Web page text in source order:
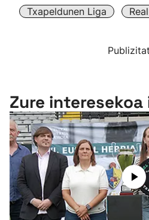
Txapeldunen Liga
Zure